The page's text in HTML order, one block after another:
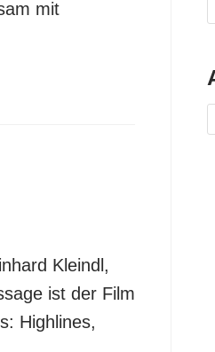
mit
Kleindl,
ist der Film
Highlines,